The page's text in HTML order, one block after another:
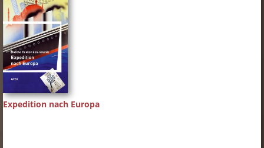
Expedition nach Europa